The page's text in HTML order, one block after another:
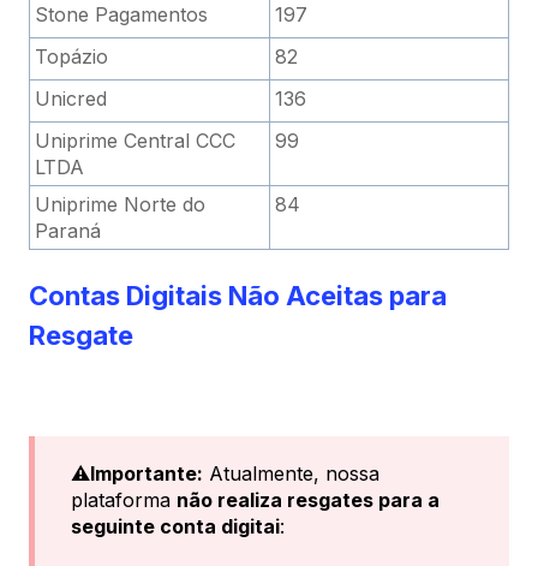
Stone Pagamentos
197
Topázio
82
Unicred
136
Uniprime Central CCC
LTDA
99
Uniprime Norte do
Paraná
84
Contas Digitais Não Aceitas para
Resgate
⚠️Importante: Atualmente, nossa
plataforma não realiza resgates para a
seguinte conta digitai: